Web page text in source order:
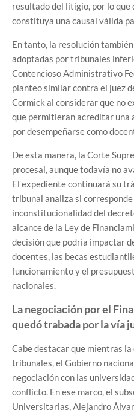
resultado del litigio, por lo que
constituya una causal válida
En tanto, la resolución
adoptadas por tribunales
Contencioso Administrativo
planteo similar contra el juez
Cormick al considerar que no
que permitieran acreditar una
por desempeñarse como
De esta manera, la Corte
procesal, aunque todavía no
El expediente continuará su
tribunal analiza si
inconstitucionalidad del
alcance de la Ley de
decisión que podría impactar
docentes, las becas
funcionamiento y el
nacionales.
La negociación por el
quedó trabada por la vía
Cabe destacar que mientras la
tribunales, el Gobierno
negociación con las
conflicto. En ese marco, el
Universitarias, Alejandro